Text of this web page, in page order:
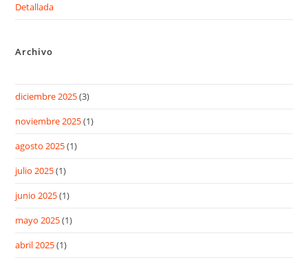
Detallada
Archivo
diciembre 2025(3)
noviembre 2025(1)
agosto 2025(1)
julio 2025(1)
junio 2025(1)
mayo 2025(1)
abril 2025(1)